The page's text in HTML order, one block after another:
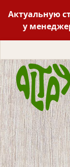
Актуальную
у